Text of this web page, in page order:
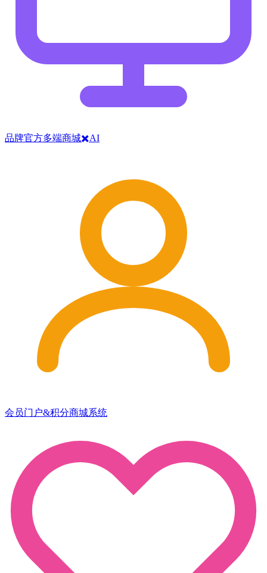
品牌官方多端商城✖️AI
会员门户&积分商城系统